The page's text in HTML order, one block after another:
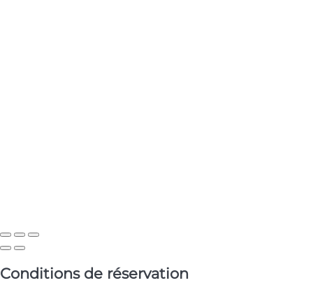
Conditions de réservation